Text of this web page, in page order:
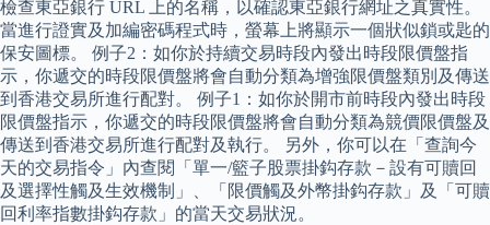
檢查東亞銀行 URL 上的名稱，以確認東亞銀行網址之真實性。
當進行證實及加編密碼程式時，螢幕上將顯示一個狀似鎖或匙的
保安圖標。 例子2：如你於持續交易時段內發出時段限價盤指
示，你遞交的時段限價盤將會自動分類為增強限價盤類別及傳送
到香港交易所進行配對。 例子1：如你於開市前時段內發出時段
限價盤指示，你遞交的時段限價盤將會自動分類為競價限價盤及
傳送到香港交易所進行配對及執行。 另外，你可以在「查詢今
天的交易指令」內查閱「單一/籃子股票掛鈎存款－設有可贖回
及選擇性觸及生效機制」、「限價觸及外幣掛鈎存款」及「可贖
回利率指數掛鈎存款」的當天交易狀況。